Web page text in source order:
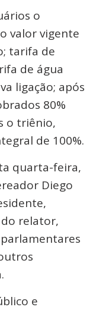
o
valor vigente
tarifa de
de água
ligação; após
80%
o triênio,
de 100%.
quarta-feira,
Diego
relator,
e